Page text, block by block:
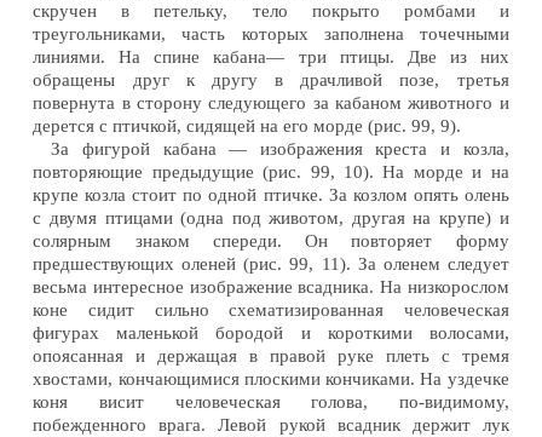
скручен в петельку, тело покрыто ромбами и
треугольниками, часть которых заполнена точечными
линиями. На спине кабана— три птицы. Две из них
обращены друг к другу в драчливой позе, третья
повернута в сторону следующего за кабаном животного и
дерется с птичкой, сидящей на его морде (рис. 99, 9).
За фигурой кабана — изображения креста и козла,
повторяющие предыдущие (рис. 99, 10). На морде и на
крупе козла стоит по одной птичке. За козлом опять олень
с двумя птицами (одна под животом, другая на крупе) и
солярным знаком спереди. Он повторяет форму
предшествующих оленей (рис. 99, 11). За оленем следует
весьма интересное изображение всадника. На низкорослом
коне сидит сильно схематизированная человеческая
фигурах маленькой бородой и короткими волосами,
опоясанная и держащая в правой руке плеть с тремя
хвостами, кончающимися плоскими кончиками. На уздечке
коня висит человеческая голова, по-видимому,
побежденного врага. Левой рукой всадник держит лук